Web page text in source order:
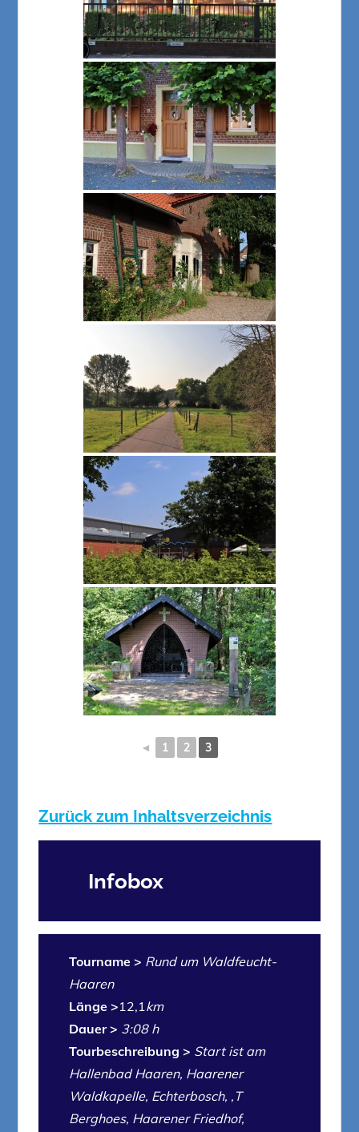
◄ 1 2 3
Zurück zum Inhaltsverzeichnis
Infobox
Tourname > Rund um Waldfeucht-
Haaren
Länge >12,1km
Dauer > 3:08 h
Tourbeschreibung > Start ist am
Hallenbad Haaren, Haarener
Waldkapelle, Echterbosch, ‚T
Berghoes, Haarener Friedhof,